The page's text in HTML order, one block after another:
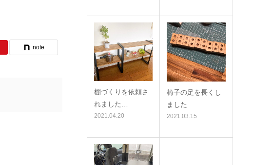
note
棚づくりを依頼さ
れました…
2021.04.20
椅子の足を長くし
ました
2021.03.15